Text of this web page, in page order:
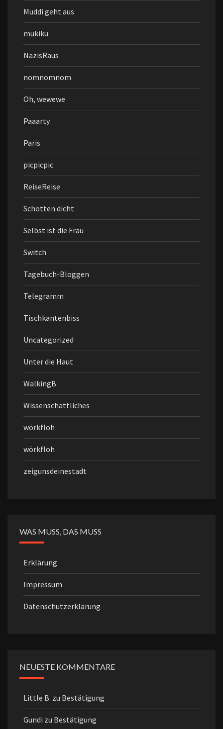
Muddi geht aus
mukiku
NazisRaus
nomnomnom
Oh, wewewe
Paaarty
Paris
picpicpic
ReiseReise
Schotten dicht
Selbst ist die Frau
Switch
Tagebuch-Bloggen
Telegramm
Tischkantenbiss
Uncategorized
Unter die Haut
WalkingB
Wissenschattliches
wörkfloh
wörkfloh
zeigunsdeinestadt
WAS MUSS, DAS MUSS
Erklärung
Impressum
Datenschutzerklärung
NEUESTE KOMMENTARE
Little B. zu Bestätigung
Gundi zu Bestätigung